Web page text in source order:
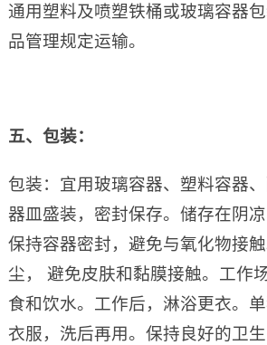
通用塑料及喷塑铁桶或玻璃容器
品管理规定运输。
五、包装：
包装：宜用玻璃容器、塑料容器
器皿盛装，密封保存。储存在阴凉
保持容器密封，避免与氧化物接
尘， 避免皮肤和黏膜接触。工作
食和饮水。工作后，淋浴更衣。
衣服，洗后再用。保持良好的卫生